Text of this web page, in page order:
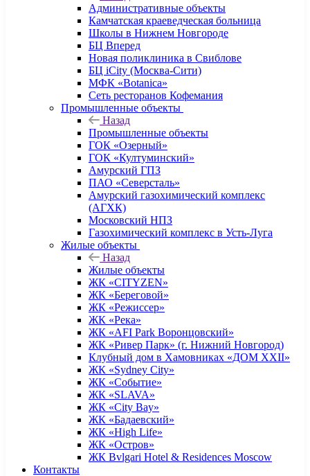
Административные объекты
Камчатская краеведческая больница
Школы в Нижнем Новгороде
БЦ Вперед
Новая поликлиника в Свиблове
БЦ iCity (Москва-Сити)
МФК «Botanica»
Сеть ресторанов Кофемания
Промышленные объекты
Назад
Промышленные объекты
ГОК «Озерный»
ГОК «Култуминский»
Амурский ГПЗ
ПАО «Северсталь»
Амурский газохимический комплекс
(АГХК)
Московский НПЗ
Газохимический комплекс в Усть-Луга
Жилые объекты
Назад
Жилые объекты
ЖК «CITYZEN»
ЖК «Береговой»
ЖК «Режиссер»
ЖК «Река»
ЖК «AFI Park Воронцовский»
ЖК «Ривер Парк» (г. Нижний Новгород)
Клубный дом в Хамовниках «ДОМ XXII»
ЖК «Sydney City»
ЖК «Событие»
ЖК «SLAVA»
ЖК «City Bay»
ЖК «Бадаевский»
ЖК «High Life»
ЖК «Остров»
ЖК Bvlgari Hotel & Residences Moscow
Контакты